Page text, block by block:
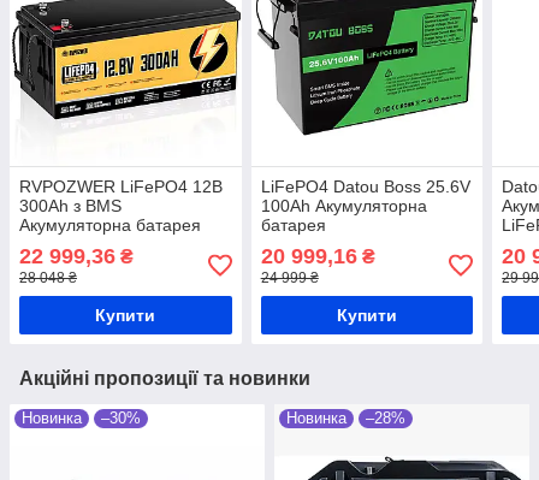
RVPOZWER LiFePO4 12В
300Ah з BMS
Акумуляторна батарея
22 999,36 ₴
28 048 ₴
Купити
LiFePO4 Datou Boss 25.6V
100Ah Акумуляторна
батарея
20 999,16₴
24 999 ₴
Купити
20
29
Акційні пропозиції та новинки
Новинка –30% Новинка –28%